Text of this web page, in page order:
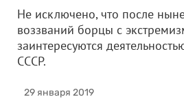
Не исключено, что после
воззваний борцы с
заинтересуются
СССР.
29 января 2019